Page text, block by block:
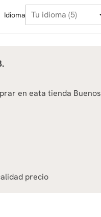
Idioma
en eata tienda
precio